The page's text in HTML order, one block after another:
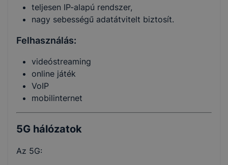
teljesen IP-alapú rendszer,
nagy sebességű adatátvitelt biztosít.
Felhasználás:
videóstreaming
online játék
VoIP
mobilinternet
5G hálózatok
Az 5G: